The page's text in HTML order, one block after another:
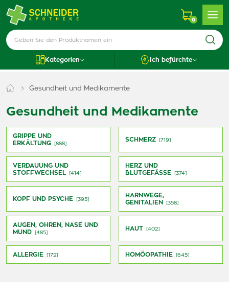
0
Kategorien Ich befürchte
Gesundheit und Medikamente
Gesundheit und Medikamente
GRIPPE UND
ERKÄLTUNG
[888]
SCHMERZ [719]
VERDAUUNG UND
STOFFWECHSEL
[414]
HERZ UND
BLUTGEFÄSSE
[374]
KOPF UND PSYCHE [395]
HARNWEGE,
GENITALIEN
[358]
AUGEN, OHREN, NASE UND
MUND
[485]
HAUT [402]
ALLERGIE [172] HOMÖOPATHIE [645]